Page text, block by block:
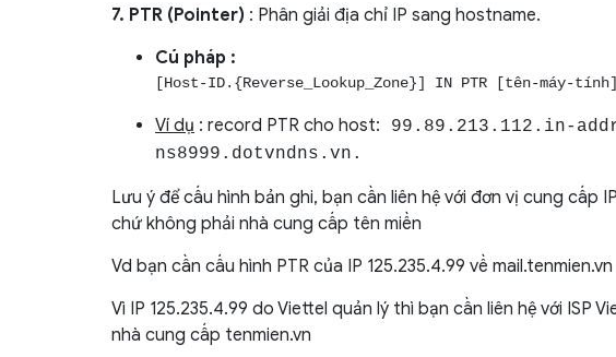
7. PTR (Pointer) : Phân giải địa chỉ IP sang hostname.
Cú pháp :
[Host-ID.{Reverse_Lookup_Zone}] IN PTR [tên-máy-tính]
Ví dụ : record PTR cho host: 99.89.213.112.in-
ns8999.dotvndns.vn.
Lưu ý để cấu hình bản ghi, bạn cần liên hệ với đơn vị cung cấp
chứ không phải nhà cung cấp tên miền
Vd bạn cần cấu hình PTR của IP 125.235.4.99 về mail.tenmien.vn
Vì IP 125.235.4.99 do Viettel quản lý thì bạn cần liên hệ với ISP
nhà cung cấp tenmien.vn